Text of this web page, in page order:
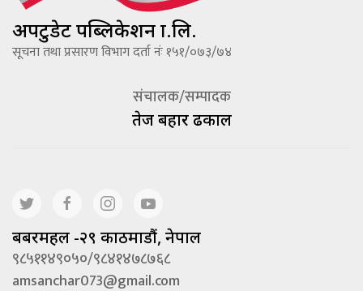
अपटुडेट पब्लिकेशन प्रा.लि.
सूचना तथा प्रसारण विभाग दर्ता नंः १५१/०७३/७४
संचालक/सम्पादक
तेज बहादूर ढकाल
बबरमहल -२९ काठमाडौं, नेपाल
९८५११४९०५०/९८४१४७८७६८
amsanchar073@gmail.com